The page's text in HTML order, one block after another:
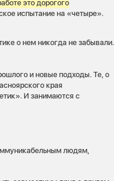
это дорогого
испытание на «четыре».
о нем никогда не забывали.
и новые подходы. Те, о
края
И занимаются с
людям,